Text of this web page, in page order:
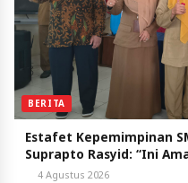
BERITA
Estafet Kepemimpinan
Suprapto Rasyid: “Ini
4 Agustus 2026